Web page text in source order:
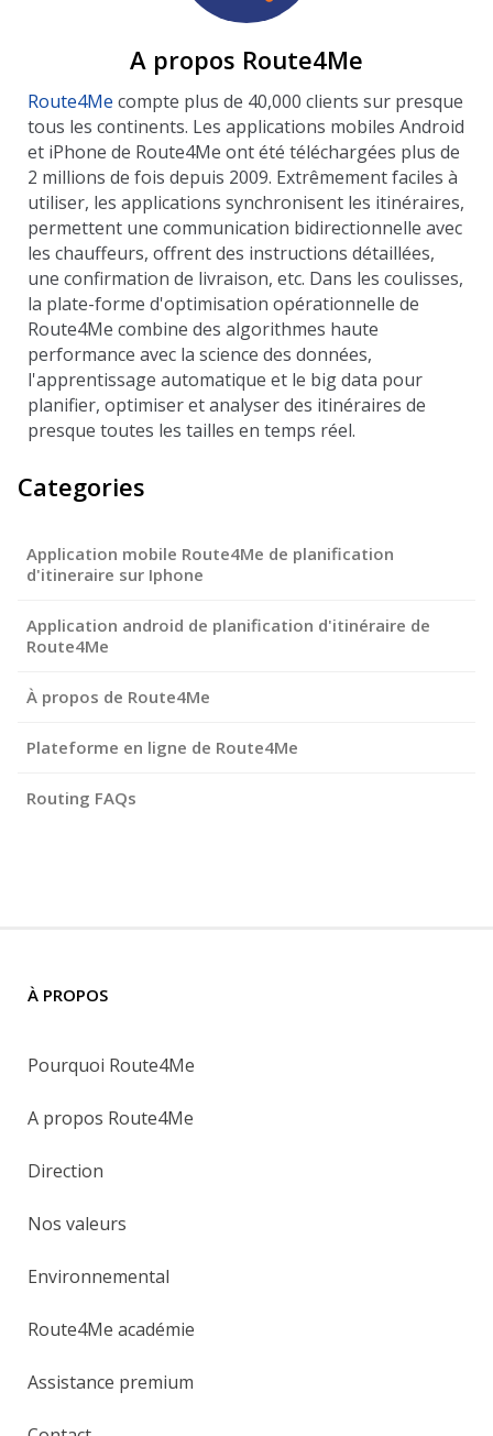
A propos Route4Me
Route4Me compte plus de 40,000 clients sur presque
tous les continents. Les applications mobiles Android
et iPhone de Route4Me ont été téléchargées plus de
2 millions de fois depuis 2009. Extrêmement faciles à
utiliser, les applications synchronisent les itinéraires,
permettent une communication bidirectionnelle avec
les chauffeurs, offrent des instructions détaillées,
une confirmation de livraison, etc. Dans les coulisses,
la plate-forme d'optimisation opérationnelle de
Route4Me combine des algorithmes haute
performance avec la science des données,
l'apprentissage automatique et le big data pour
planifier, optimiser et analyser des itinéraires de
presque toutes les tailles en temps réel.
Categories
Application mobile Route4Me de planification
d'itineraire sur Iphone
Application android de planification d'itinéraire de
Route4Me
À propos de Route4Me
Plateforme en ligne de Route4Me
Routing FAQs
À PROPOS
Pourquoi Route4Me
A propos Route4Me
Direction
Nos valeurs
Environnemental
Route4Me académie
Assistance premium